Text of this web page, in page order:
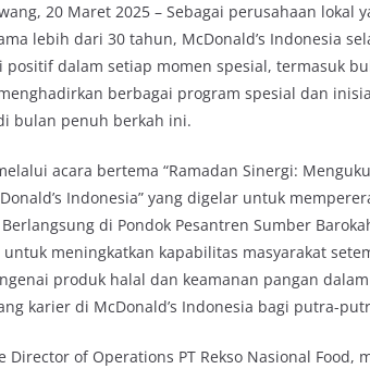
20 Maret 2025 – Sebagai perusahaan lokal
lebih dari 30 tahun, McDonald’s Indonesia
dalam setiap momen spesial, termasuk
berbagai program spesial dan
bulan penuh berkah ini.
acara bertema “Ramadan Sinergi:
Indonesia” yang digelar untuk
di Pondok Pesantren Sumber
meningkatkan kapabilitas masyarakat
produk halal dan keamanan pangan
karier di McDonald’s Indonesia bagi putra-
Director of Operations PT Rekso Nasional Food,